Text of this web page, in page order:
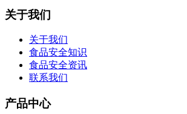
关于我们
关于我们
食品安全知识
食品安全资讯
联系我们
产品中心